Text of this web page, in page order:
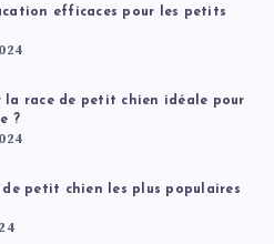
efficaces pour les petits
la race de petit chien idéale pour
?
de petit chien les plus populaires